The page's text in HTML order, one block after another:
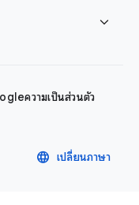
expand_more
ความเป็นส่วนตัว
language เปลี่ยนภาษา